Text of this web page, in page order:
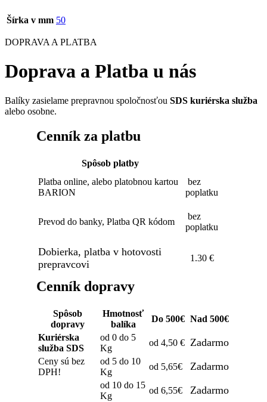
Šírka v mm 50
DOPRAVA A PLATBA
Doprava a Platba u nás
Balíky zasielame prepravnou spoločnosťou SDS kuriérska služba
alebo osobne.
Cenník za platbu
Spôsob platby
Platba online, alebo platobnou kartou
BARION
bez
poplatku
Prevod do banky, Platba QR kódom
bez
poplatku
Dobierka, platba v hotovosti
prepravcovi
1.30 €
Cenník dopravy
Spôsob
dopravy
Hmotnosť
balíka
Do 500€ Nad 500€
Kuriérska
služba SDS
od 0 do 5
Kg
od 4,50 € Zadarmo
Ceny sú bez
DPH!
od 5 do 10
Kg
od 5,65€ Zadarmo
od 10 do 15
Kg
od 6,55€ Zadarmo